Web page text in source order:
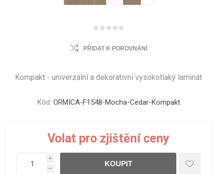
PŘIDAT K POROVNÁNÍ
Kompakt - univerzální a dekorativní vysokotlaký laminát
Kód: ORMICA-F1548-Mocha-Cedar-Kompakt
Volat pro zjištění ceny
i
h
KOUPIT